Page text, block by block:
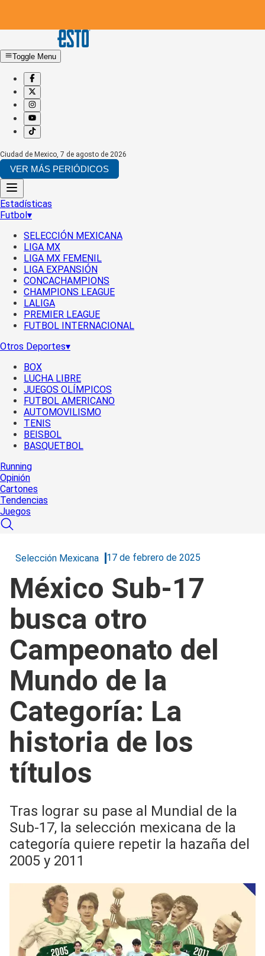
Toggle Menu
Ciudad de Mexico, 7 de agosto de 2026
VER MÁS PERIÓDICOS
Estadísticas
Futbol▾
SELECCIÓN MEXICANA
LIGA MX
LIGA MX FEMENIL
LIGA EXPANSIÓN
CONCACHAMPIONS
CHAMPIONS LEAGUE
LALIGA
PREMIER LEAGUE
FUTBOL INTERNACIONAL
Otros Deportes▾
BOX
LUCHA LIBRE
JUEGOS OLÍMPICOS
FUTBOL AMERICANO
AUTOMOVILISMO
TENIS
BEISBOL
BASQUETBOL
Running
Opinión
Cartones
Tendencias
Juegos
Selección Mexicana 17 de febrero de 2025
México Sub-17
busca otro
Campeonato del
Mundo de la
Categoría: La
historia de los
títulos
Tras lograr su pase al Mundial de la
Sub-17, la selección mexicana de la
categoría quiere repetir la hazaña del
2005 y 2011